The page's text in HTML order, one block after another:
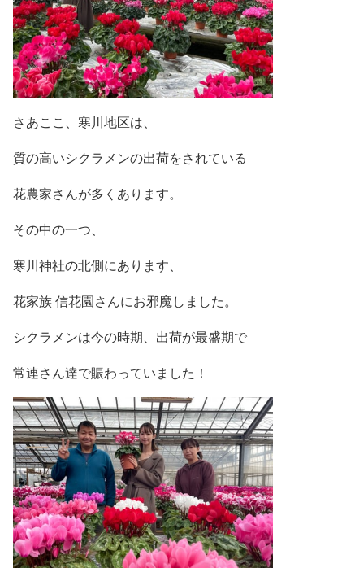
さあここ、寒川地区は、
質の高いシクラメンの出荷をされている
花農家さんが多くあります。
その中の一つ、
寒川神社の北側にあります、
花家族 信花園さんにお邪魔しました。
シクラメンは今の時期、出荷が最盛期で
常連さん達で賑わっていました！